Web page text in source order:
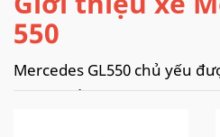
550
Mercedes GL550 chủ yếu
nhập khẩu tư nhân nhập